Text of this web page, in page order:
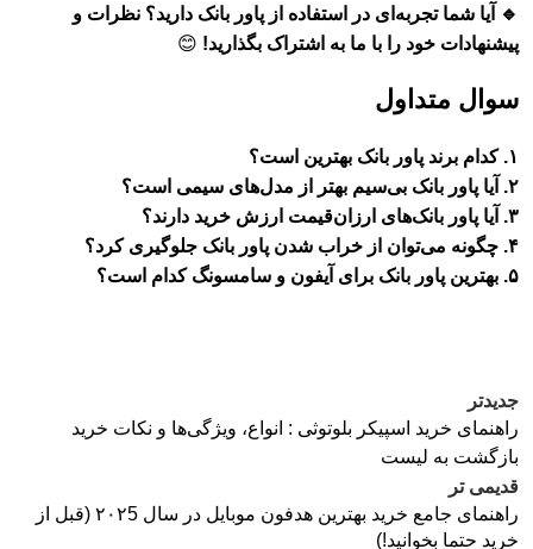
🔹 آیا شما تجربه‌ای در استفاده از پاور بانک دارید؟ نظرات و
پیشنهادات خود را با ما به اشتراک بگذارید! 😊
سوال متداول
۱. کدام برند پاور بانک بهترین است؟
۲. آیا پاور بانک بی‌سیم بهتر از مدل‌های سیمی است؟
۳. آیا پاور بانک‌های ارزان‌قیمت ارزش خرید دارند؟
۴. چگونه می‌توان از خراب شدن پاور بانک جلوگیری کرد؟
۵. بهترین پاور بانک برای آیفون و سامسونگ کدام است؟
جدیدتر
راهنمای خرید اسپیکر بلوتوثی : انواع، ویژگی‌ها و نکات خرید
بازگشت به لیست
قدیمی تر
راهنمای جامع خرید بهترین هدفون موبایل در سال ۲۰۲5 (قبل از
خرید حتما بخوانید!)